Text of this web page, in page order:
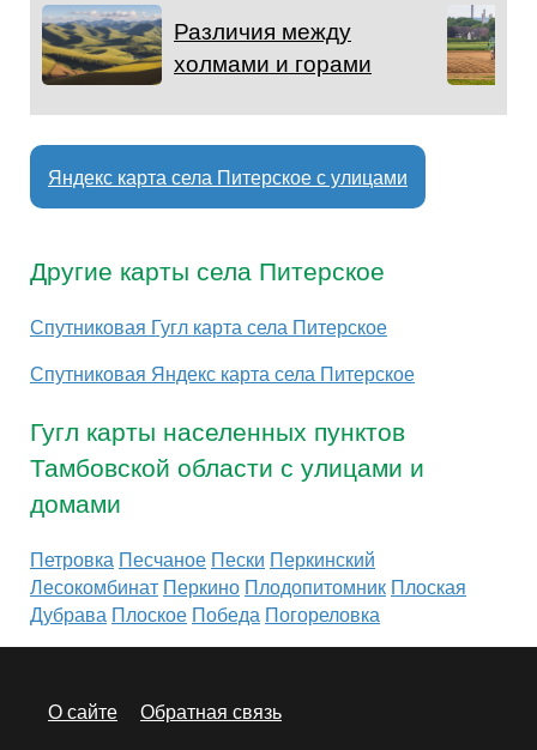
Различия между
холмами и горами
Яндекс карта села Питерское с улицами
Другие карты села Питерское
Спутниковая Гугл карта села Питерское
Спутниковая Яндекс карта села Питерское
Гугл карты населенных пунктов
Тамбовской области с улицами и
домами
Петровка Песчаное Пески Перкинский
Лесокомбинат Перкино Плодопитомник Плоская
Дубрава Плоское Победа Погореловка
О сайте
Обратная связь